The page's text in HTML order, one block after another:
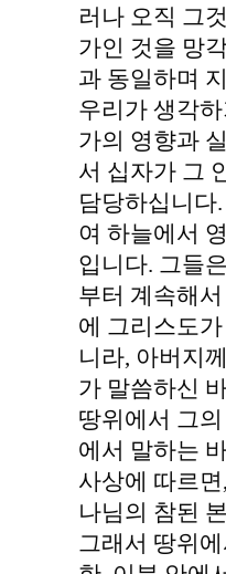
러나 오직 그
가인 것을 망
과 동일하며
우리가 생각
가의 영향과
서 십자가 그
담당하십니다
여 하늘에서
입니다. 그들
부터 계속해
에 그리스도
니라, 아버지
가 말씀하신
땅위에서 그
에서 말하는
사상에 따르
나님의 참된
그래서 땅위